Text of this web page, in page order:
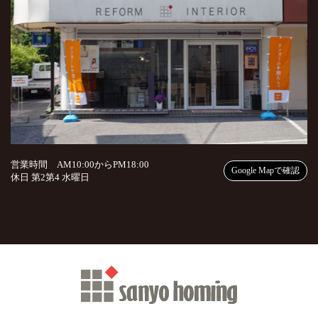
営業時間 AM10:00からPM18:00
休日 第2第4 水曜日
Google Mapで確認